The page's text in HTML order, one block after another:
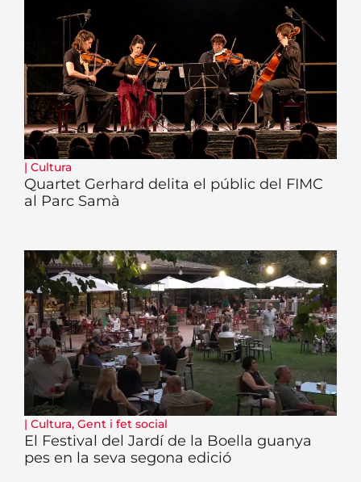
| Cultura
Quartet Gerhard delita el públic del FIMC
al Parc Samà
| Cultura, Gent i fet social
El Festival del Jardí de la Boella guanya
pes en la seva segona edició